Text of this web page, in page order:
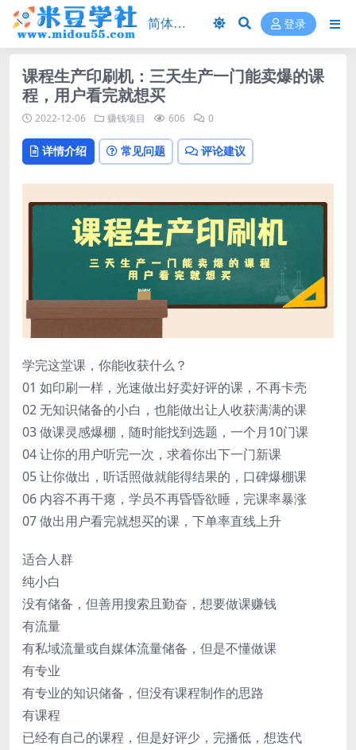
登录
课程生产印刷机：三天生产一门能卖爆的课
程，用户看完就想买
2022-12-06 赚钱项目 606 0
详情介绍 常见问题 评论建议
学完这堂课，你能收获什么？
01 如印刷一样，光速做出好卖好评的课，不再卡壳
02 无知识储备的小白，也能做出让人收获满满的课
03 做课灵感爆棚，随时能找到选题，一个月10门课
04 让你的用户听完一次，求着你出下一门新课
05 让你做出，听话照做就能得结果的，口碑爆棚课
06 内容不再干瘪，学员不再昏昏欲睡，完课率暴涨
07 做出用户看完就想买的课，下单率直线上升
适合人群
纯小白
没有储备，但善用搜索且勤奋，想要做课赚钱
有流量
有私域流量或自媒体流量储备，但是不懂做课
有专业
有专业的知识储备，但没有课程制作的思路
有课程
已经有自己的课程，但是好评少，完播低，想迭代